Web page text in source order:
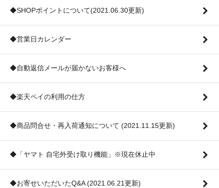
◆SHOPポイントについて(2021.06.30更新)
◆営業日カレンダー
◆自動返信メールが届かないお客様へ
◆楽天ペイの利用の仕方
◆商品問合せ・再入荷通知について (2021.11.15更新)
◆「ヤマト 自宅外受け取り機能」※現在休止中
◆お寄せいただいたQ&A (2021.06.21更新)